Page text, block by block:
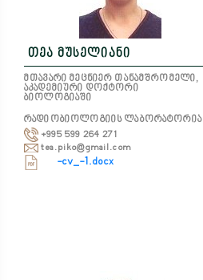
თეა მუსელიანი
მთავარი მეცნიერ თანამშრომელი,
აკადემიური დოქტორი
ბიოლოგიაში
რადიობიოლოგიის ლაბორატორია
+995 599 264 271
tea.piko@gmail.com
-cv_-1.docx